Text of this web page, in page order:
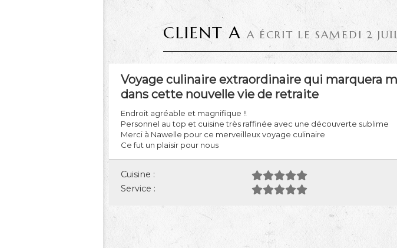
CLIENT A A ÉCRIT LE SAMEDI 2
Voyage culinaire extraordinaire qui marquera
dans cette nouvelle vie de retraite
Endroit agréable et magnifique !!
Personnel au top et cuisine très raffinée avec une découverte sublime
Merci à Nawelle pour ce merveilleux voyage culinaire
Ce fut un plaisir pour nous
Cuisine :
Service :